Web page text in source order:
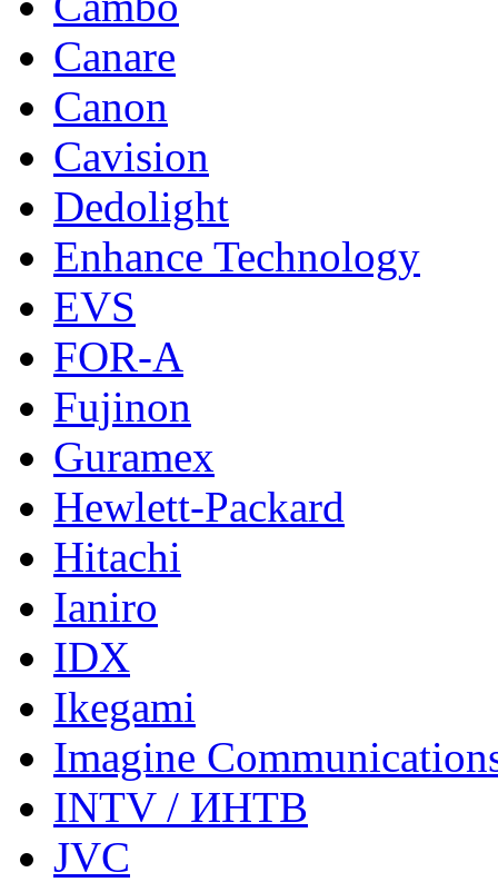
Canare
Canon
Cavision
Dedolight
Enhance Technology
EVS
FOR-A
Fujinon
Guramex
Hewlett-Packard
Hitachi
Ianiro
IDX
Ikegami
Imagine
INTV / ИНТВ
JVC